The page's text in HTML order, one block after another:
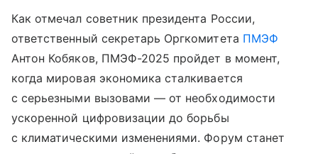
Как отмечал советник президента России,
ответственный секретарь Оргкомитета ПМЭФ
Антон Кобяков, ПМЭФ-2025 пройдет в момент,
когда мировая экономика сталкивается
с серьезными вызовами — от необходимости
ускоренной цифровизации до борьбы
с климатическими изменениями. Форум станет